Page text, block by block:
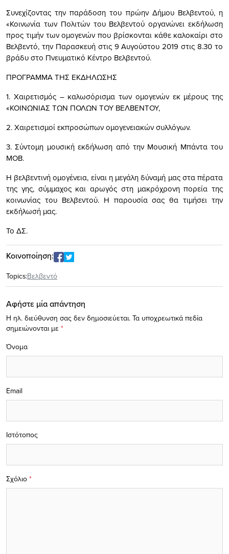
Συνεχίζοντας την παράδοση του πρώην Δήμου Βελβεντού, η
«Κοινωνία των Πολιτών του Βελβεντού οργανώνει εκδήλωση
προς τιμήν των ομογενών που βρίσκονται κάθε καλοκαίρι στο
Βελβεντό, την Παρασκευή στις 9 Αυγούστου 2019 στις 8.30 το
βράδυ στο Πνευματικό Κέντρο Βελβεντού.
ΠΡΟΓΡΑΜΜΑ ΤΗΣ ΕΚΔΗΛΩΣΗΣ
1. Χαιρετισμός – καλωσόρισμα των ομογενών εκ μέρους της
«ΚΟΙΝΩΝΙΑΣ ΤΩΝ ΠΟΛΩΝ ΤΟΥ ΒΕΛΒΕΝΤΟΥ,
2. Χαιρετισμοί εκπροσώπων ομογενειακών συλλόγων.
3. Σύντομη μουσική εκδήλωση από την Μουσική Μπάντα του
ΜΟΒ.
Η βελβεντινή ομογένεια, είναι η μεγάλη δύναμή μας στα πέρατα
της γης, σύμμαχος και αρωγός στη μακρόχρονη πορεία της
κοινωνίας του Βελβεντού. Η παρουσία σας θα τιμήσει την
εκδήλωσή μας.
Το ΔΣ.
Κοινοποίηση:
Topics:Βελβεντό
Αφήστε μία απάντηση
Η ηλ. διεύθυνση σας δεν δημοσιεύεται. Τα υποχρεωτικά πεδία
σημειώνονται με *
Σχόλιο *
Όνομα
Email
Ιστότοπος